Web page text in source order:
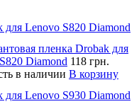
для Lenovo S820 Diamond
пленка Drobak для
Diamond 118 грн.
в наличии В корзину
для Lenovo S930 Diamond